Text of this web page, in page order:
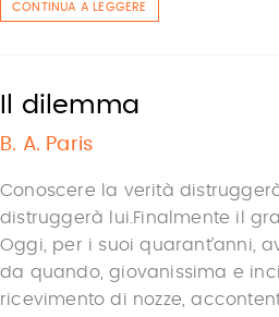
CONTINUA A LEGGERE
Il dilemma
B. A. Paris
Conoscere la verità
distruggerà lui.Finalmente il
Oggi, per i suoi quarant’anni,
da quando, giovanissima e
ricevimento di nozze,